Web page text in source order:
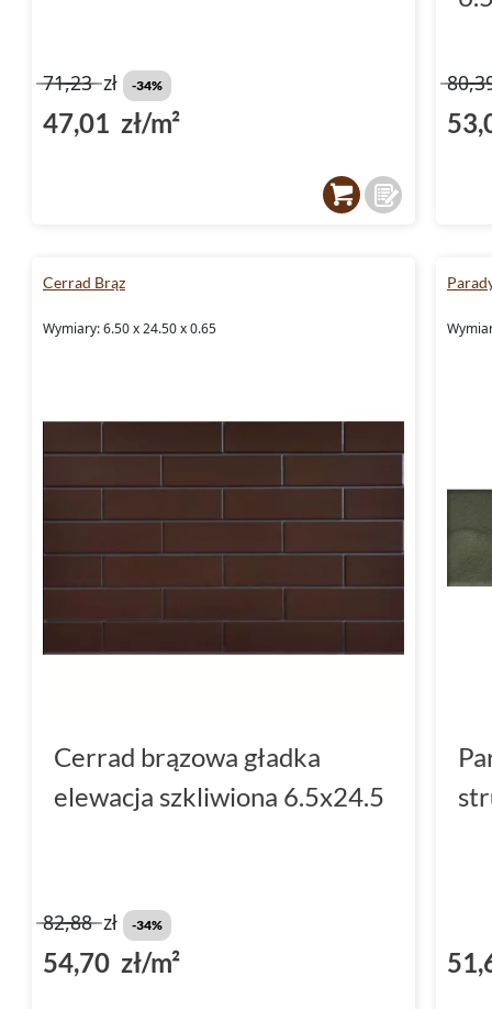
71,23zł -34%
47,01 zł/m²
Cerrad Brąz
Wymiary: 6.50 x 24.50 x 0.65
Cerrad brązowa gładka
elewacja szkliwiona 6.5x24.5
82,88zł -34%
54,70 zł/m²